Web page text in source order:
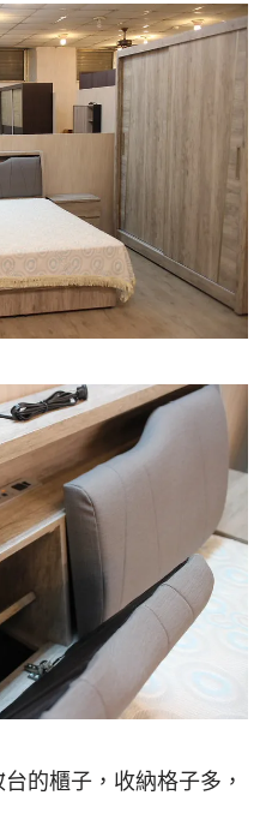
的櫃子，收納格子多，